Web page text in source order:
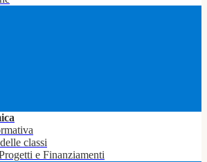
classi
e Finanziamenti